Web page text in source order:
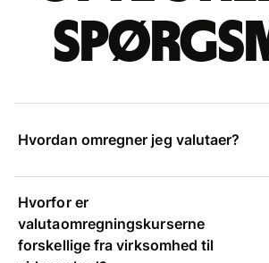
Hvordan omregner jeg valutaer?
Hvorfor er
valutaomregningskurserne
forskellige fra virksomhed til